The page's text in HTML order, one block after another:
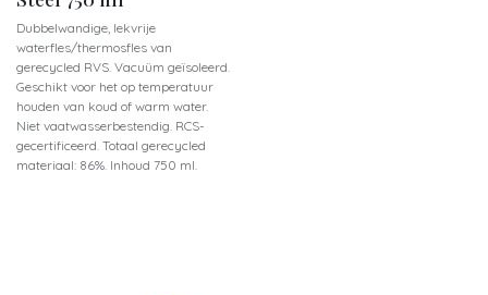
Dubbelwandige, lekvrije
waterfles/thermosfles van
gerecycled RVS. Vacuüm geïsoleerd.
Geschikt voor het op temperatuur
houden van koud of warm water.
Niet vaatwasserbestendig. RCS-
gecertificeerd. Totaal gerecycled
materiaal: 86%. Inhoud 750 ml.